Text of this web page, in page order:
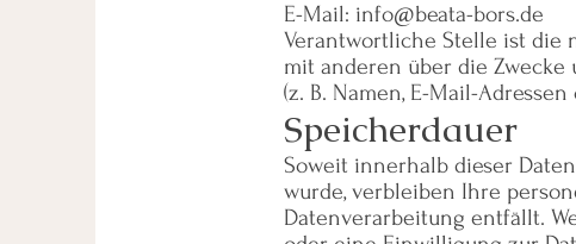
E-Mail: info@beata-bors.de
Verantwortliche Stelle ist die
mit anderen über die
(z. B. Namen, E-Mail-
Speicherdauer
Soweit innerhalb dieser
wurde, verbleiben Ihre
Datenverarbeitung entfällt.